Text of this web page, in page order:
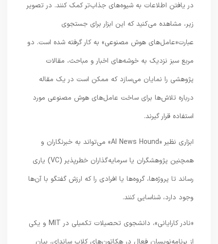
در یافتن اطلاعات به شیوه‌های جذاب‌تر کمک کنند. در تصویر
زیر، مشاهده می‌کنید که این ابزار برای جستجوی
عبارت«عامل‌های هوش مصنوعی» به کار گرفته شده است. دو
مربع سبز نزدیک به خوشه‌های اخبار و مباحث، مقالات
پژوهشی را نمایان می‌سازد که ممکن است در یک مقاله
درباره تلاش‌ها برای ساخت عامل‌های هوش مصنوعی مورد
استفاده قرار گیرند.
ابزاری نظیر «AI News Hound» می‌تواند به خبرنگاران و
همچنین پژوهشگران یا سرمایه‌گذاران خطرپذیر (VC) یاری
رساند تا پروژه‌ها، گروه‌ها یا افرادی را که ارزش گفتگو با آن‌ها
وجود دارد، شناسایی کنند.
«نادر کارایانی»، دانشجوی تحصیلات تکمیلی در MIT و یکی
از برنامه‌نویسان فعال در هکاتون‌های کلاب ساندای، بیان